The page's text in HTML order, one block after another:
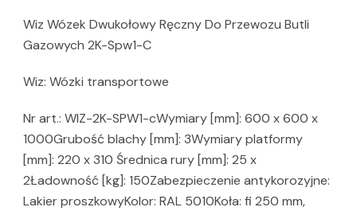
Wiz Wózek Dwukołowy Ręczny Do Przewozu Butli
Gazowych 2K-Spw1-C
Wiz: Wózki transportowe
Nr art.: WIZ-2K-SPW1-cWymiary [mm]: 600 x 600 x
1000Grubość blachy [mm]: 3Wymiary platformy
[mm]: 220 x 310 Średnica rury [mm]: 25 x
2Ładowność [kg]: 150Zabezpieczenie antykorozyjne:
Lakier proszkowyKolor: RAL 5010Koła: fi 250 mm,